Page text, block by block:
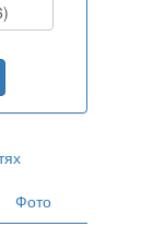
Фото